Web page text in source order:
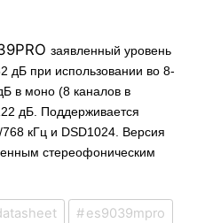
заявленный уровень
дБ при использовании во 8-
в моно (8 каналов в
дБ. Поддерживается
кГц и DSD1024. Версия
стереофоническим
es9039mpro